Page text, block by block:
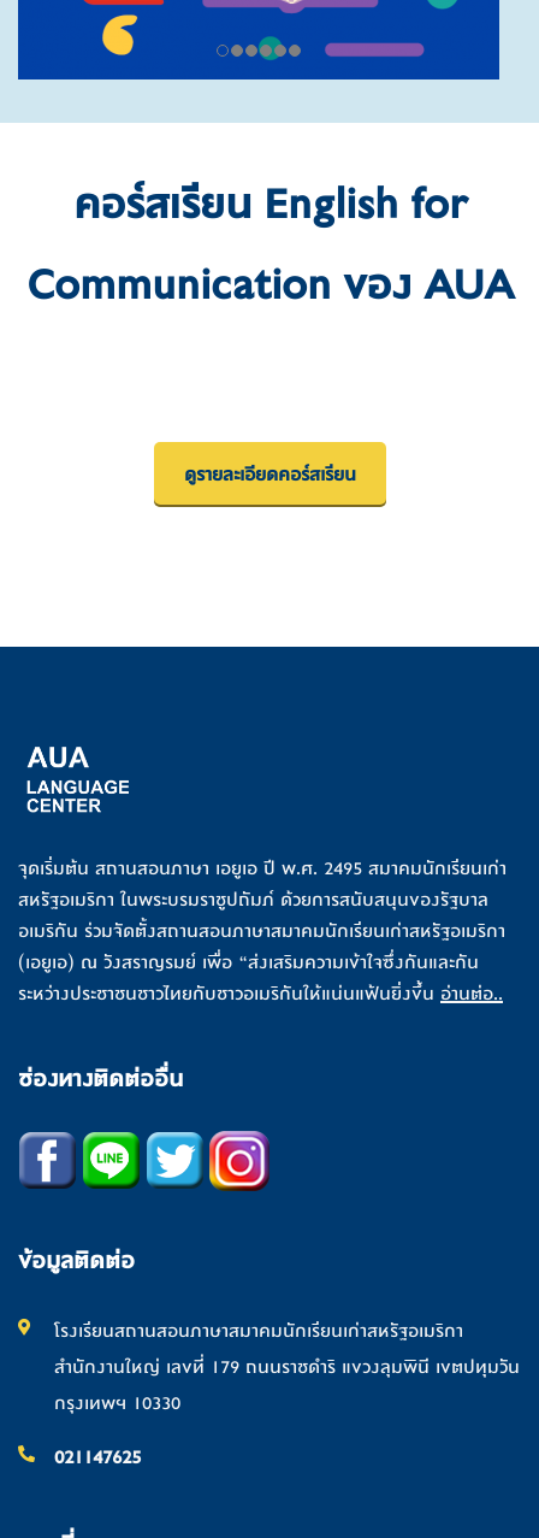
คอร์สเรียน English for
Communication ของ AUA
ดูรายละเอียดคอร์สเรียน
จุดเริ่มต้น สถานสอนภาษา เอยูเอ ปี พ.ศ. 2495 สมาคมนักเรียนเก่า
สหรัฐอเมริกา ในพระบรมราชูปถัมภ์ ด้วยการสนับสนุนของรัฐบาล
อเมริกัน ร่วมจัดตั้งสถานสอนภาษาสมาคมนักเรียนเก่าสหรัฐอเมริกา
(เอยูเอ) ณ วังสราญรมย์ เพื่อ “ส่งเสริมความเข้าใจซึ่งกันและกัน
ระหว่างประชาชนชาวไทยกับชาวอเมริกันให้แน่นแฟ้นยิ่งขึ้น อ่านต่อ..
ช่องทางติดต่ออื่น
ข้อมูลติดต่อ
โรงเรียนสถานสอนภาษาสมาคมนักเรียนเก่าสหรัฐอเมริกา
สำนักงานใหญ่ เลขที่ 179 ถนนราชดำริ แขวงลุมพินี เขตปทุมวัน
กรุงเทพฯ 10330
021147625